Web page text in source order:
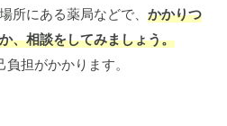
所にある薬局などで、 かかりつ
、相談をしてみましょう。
担がかかります。